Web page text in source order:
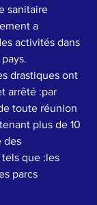
sanitaire
a
activités dans
drastiques ont
arrêté :par
toute réunion
plus de 10
des
que :les
parcs